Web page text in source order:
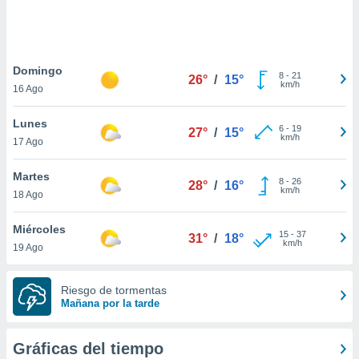
únicos
similares
como
sitio
de
posible
traten tus
en
Para
su
Domingo
16 Ago
26° / 15° 8- 21
km/h
Lunes
17 Ago
27° / 15° 6- 19
km/h
Martes
18 Ago
28° / 16° 8- 26
km/h
Miércoles
19 Ago
31° / 18° 15- 37
km/h
Riesgo de tormentas
Mañana por la tarde
Gráficas del tiempo